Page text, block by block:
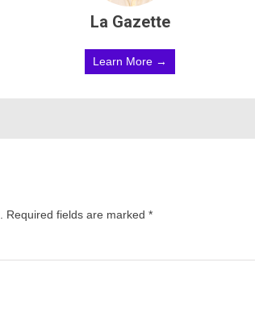
La Gazette
Learn More →
Required fields are marked *